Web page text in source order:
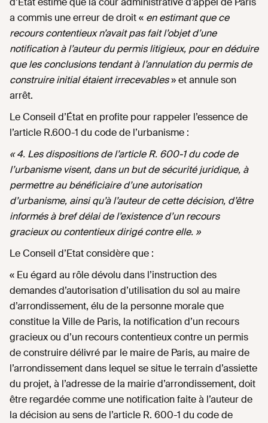
a commis une erreur de droit « en estimant que ce
recours contentieux n’avait pas fait l’objet d’une
notification à l’auteur du permis litigieux, pour en déduire
que les conclusions tendant à l’annulation du permis de
construire initial étaient irrecevables» et annule son
arrêt.
Le Conseil d’État en profite pour rappeler l’essence de
l’article R.600-1 du code de l’urbanisme :
« 4. Les dispositions de l’article R. 600-1 du code de
l’urbanisme visent, dans un but de sécurité juridique, à
permettre au bénéficiaire d’une autorisation
d’urbanisme, ainsi qu’à l’auteur de cette décision, d’être
informés à bref délai de l’existence d’un recours
gracieux ou contentieux dirigé contre elle. »
Le Conseil d’Etat considère que :
« Eu égard au rôle dévolu dans l’instruction des
demandes d’autorisation d’utilisation du sol au maire
d’arrondissement, élu de la personne morale que
constitue la Ville de Paris, la notification d’un recours
gracieux ou d’un recours contentieux contre un permis
de construire délivré par le maire de Paris, au maire de
l’arrondissement dans lequel se situe le terrain d’assiette
du projet, à l’adresse de la mairie d’arrondissement, doit
être regardée comme une notification faite à l’auteur de
la décision au sens de l’article R. 600-1 du code de